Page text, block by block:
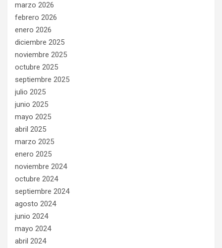
marzo 2026
febrero 2026
enero 2026
diciembre 2025
noviembre 2025
octubre 2025
septiembre 2025
julio 2025
junio 2025
mayo 2025
abril 2025
marzo 2025
enero 2025
noviembre 2024
octubre 2024
septiembre 2024
agosto 2024
junio 2024
mayo 2024
abril 2024